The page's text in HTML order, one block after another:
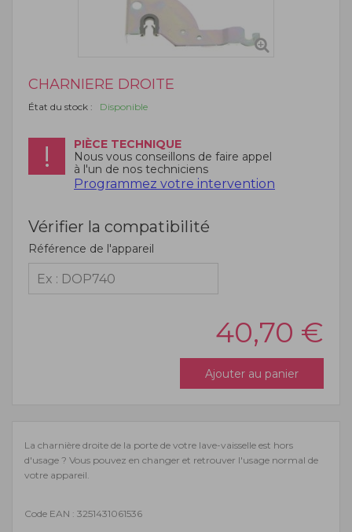
CHARNIERE DROITE
État du stock : Disponible
PIÈCE TECHNIQUE
Nous vous conseillons de faire appel
à l'un de nos techniciens
Programmez votre intervention
Vérifier la compatibilité
Référence de l'appareil
40,70 €
Ajouter au panier
La charnière droite de la porte de votre lave-vaisselle est hors
d'usage ? Vous pouvez en changer et retrouver l'usage normal de
votre appareil.
Code EAN : 3251431061536